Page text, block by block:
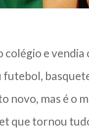
colégio e
futebol,
novo, mas é o
que tornou